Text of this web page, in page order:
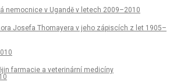
nemocnice v Ugandě v letech 2009–2010
Josefa Thomayera v jeho zápiscích z let 1905–
farmacie a veterinární medicíny